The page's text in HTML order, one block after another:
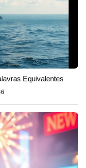
Equivalentes